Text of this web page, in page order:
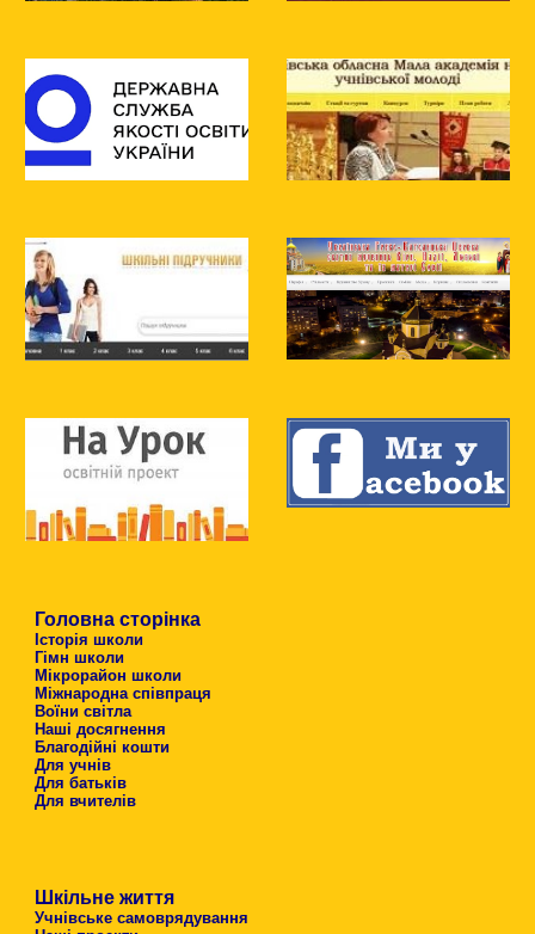
Головна сторінка
Історія школи
Гімн школи
Мікрорайон школи
Міжнародна співпраця
Воїни світла
Наші досягнення
Благодійні кошти
Для учнів
Для батьків
Для вчителів
Шкільне життя
Учнівське самоврядування